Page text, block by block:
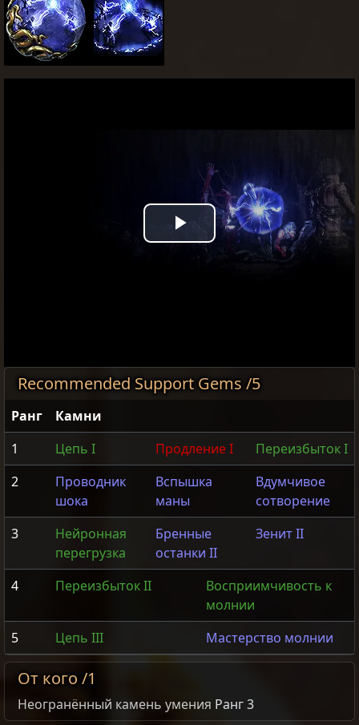
Play
Recommended Support Gems /5
Ранг
Камни
1
Цепь I Продление I
Переизбыток I
2
Проводник
шока
Вспышка
маны
Вдумчивое
сотворение
3
Нейронная
перегрузка
Бренные
останки II
Зенит II
4 Переизбыток II
Восприимчивость к
молнии
5
Цепь III Мастерство молнии
От кого /1
Неогранённый камень умения Ранг 3